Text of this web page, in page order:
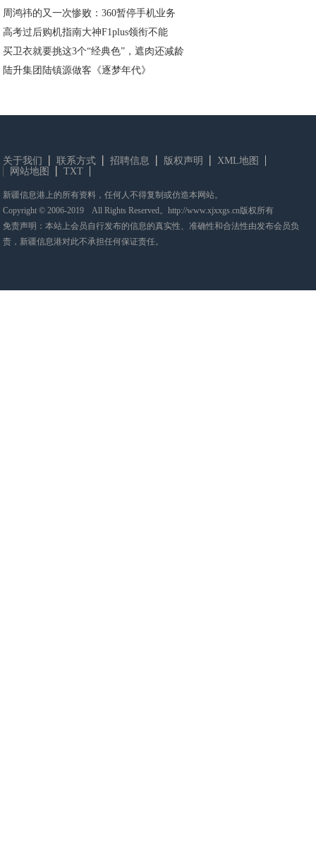
周鸿祎的又一次惨败：360暂停手机业务
高考过后购机指南大神F1plus领衔不能
买卫衣就要挑这3个“经典色”，遮肉还减龄
陆升集团陆镇源做客《逐梦年代》
关于我们 联系方式 招聘信息 版权声明
XML地图
网站地图
TXT
新疆信息港上的所有资料，任何人不得复制或仿造本网站。
Copyright © 2006-2019 All Rights Reserved。http://www.xjxxgs.cn版权所有
免责声明：本站上会员自行发布的信息的真实性、准确性和合法性由发布会员负
责，新疆信息港对此不承担任何保证责任。